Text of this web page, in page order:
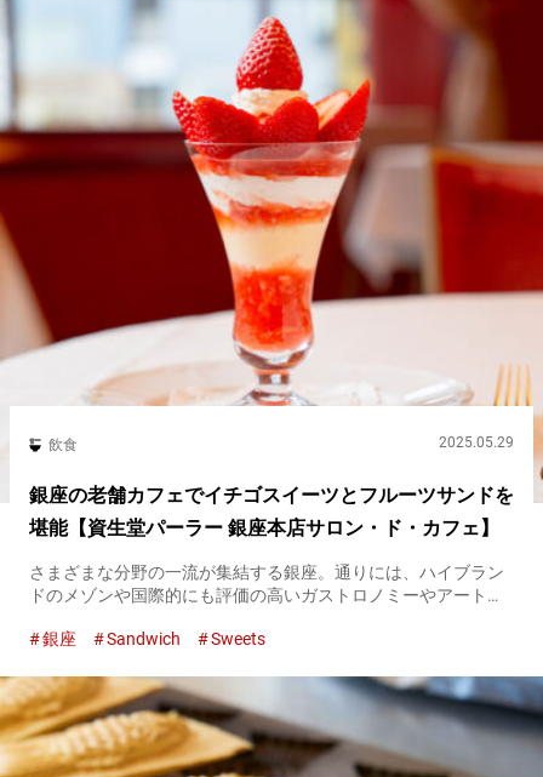
飲食 2025.05.29
銀座の老舗カフェでイチゴスイーツとフルーツサンドを
堪能【資生堂パーラー 銀座本店サロン・ド・カフェ】
さまざまな分野の一流が集結する銀座。通りには、ハイブラン
ドのメゾンや国際的にも評価の高いガストロノミーやアートギ
が『資生堂パーラー銀座本店 サロン・ド・カフェ』。カフェが
銀座 Sandwich Sweets